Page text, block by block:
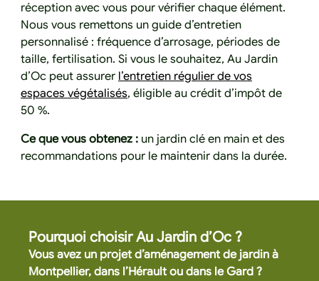
réception avec vous pour vérifier chaque élément.
Nous vous remettons un guide d’entretien
personnalisé : fréquence d’arrosage, périodes de
taille, fertilisation. Si vous le souhaitez, Au Jardin
d’Oc peut assurer l’entretien régulier de vos
espaces végétalisés, éligible au crédit d’impôt de
50 %.
Ce que vous obtenez : un jardin clé en main et des
recommandations pour le maintenir dans la durée.
Pourquoi choisir Au Jardin d’Oc ?
Vous avez un projet d’aménagement de jardin à
Montpellier, dans l’Hérault ou dans le Gard ?